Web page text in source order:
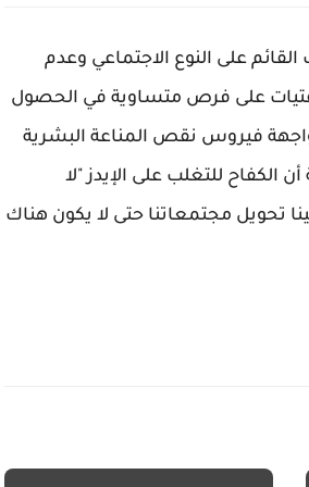
على النوع الاجتماعي وعدم
على فرص متساوية في الحصول
فيروس نقص المناعة البشرية
الكفاح للتغلب على الإيدز "لا
تحويل مجتمعاتنا حتى لا يكون هناك